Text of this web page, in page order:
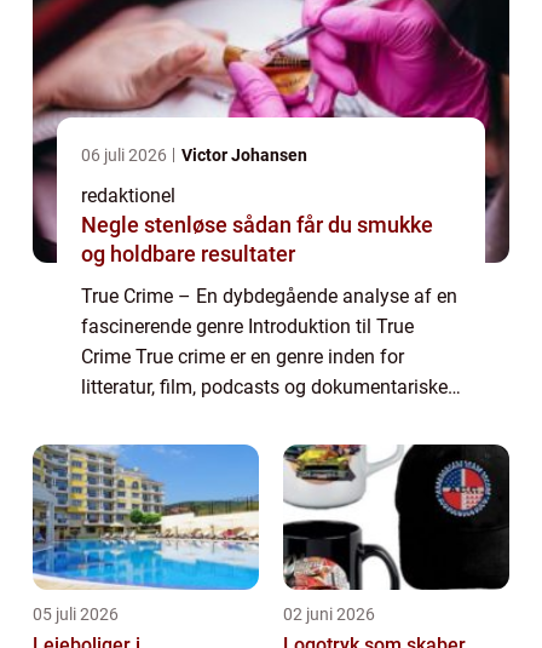
06 juli 2026 Victor Johansen
redaktionel
Negle stenløse sådan får du smukke
og holdbare resultater
True Crime – En dybdegående analyse af en
fascinerende genre Introduktion til True
Crime True crime er en genre inden for
litteratur, film, podcasts og dokumentariske
forbrydelser. Med sin nøje dokum...
05 juli 2026 02 juni 2026